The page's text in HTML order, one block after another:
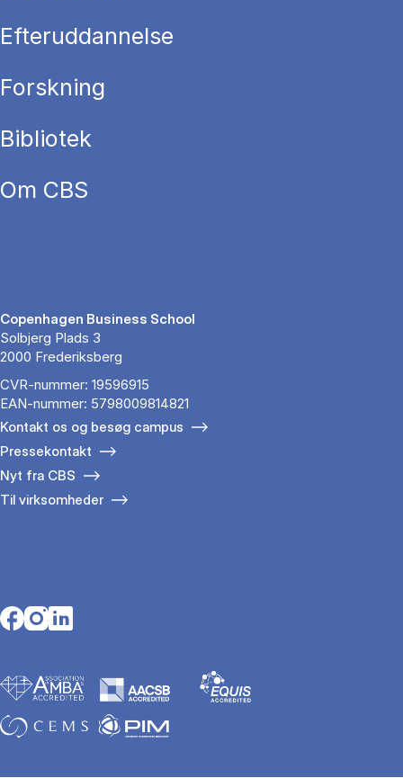
Efteruddannelse
Forskning
Bibliotek
Om CBS
Copenhagen Business School
Solbjerg Plads 3
2000 Frederiksberg
CVR-nummer: 19596915
EAN-nummer: 5798009814821
Kontakt os og besøg campus
Pressekontakt
Nyt fra CBS
Til virksomheder
Opens in a new tab
Opens in a new tab
Opens in a new tab